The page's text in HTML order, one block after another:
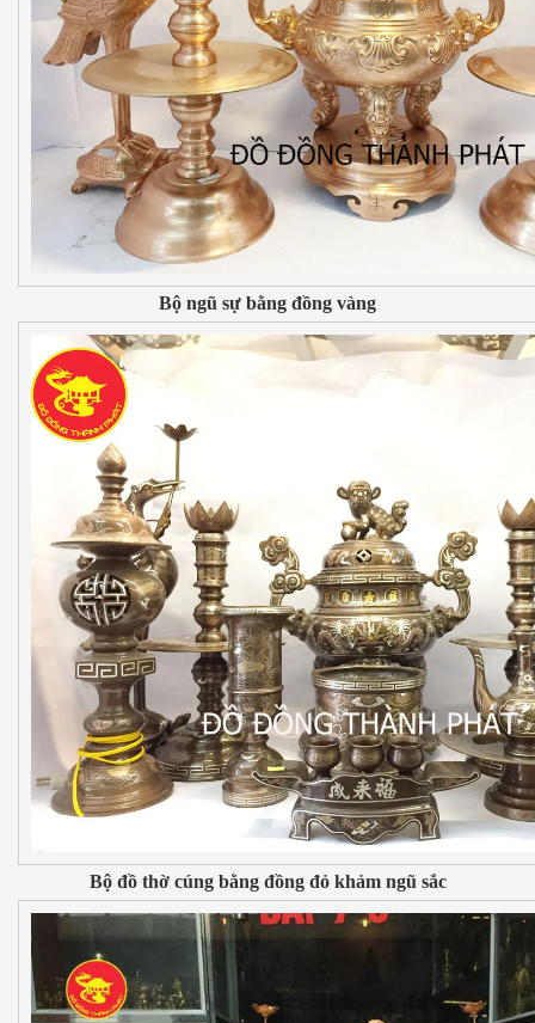
Bộ ngũ sự bằng đồng vàng
Bộ đồ thờ cúng bằng đồng đỏ khảm ngũ sắc